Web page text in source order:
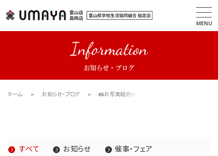
MENU
Information
お知らせ・ブログ
ホーム お知らせ・ブログ 📸お写真紹介✨
すべて お知らせ
催事・フェア